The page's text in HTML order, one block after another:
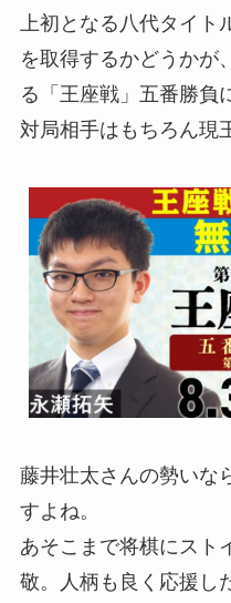
上初となる八代タイト
を取得するかどうかが
る「王座戦」五番勝負
対局相手はもちろん現
藤井壮太さんの勢いな
すよね。
あそこまで将棋にスト
敬。人柄も良く応援し